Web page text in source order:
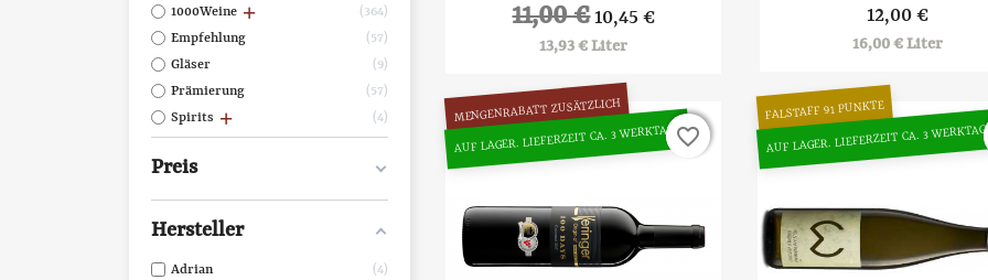
1000Weine
364
Empfehlung
57
Gläser
9
Prämierung
57
Spirits
4
Preis
Hersteller
Adrian
4
11,00 € 10,45 €
13,93 € Liter
12,00 €
16,00 € Liter
MENGENRABATT ZUSÄTZLICH
AUF LAGER. LIEFERZEIT CA. 3 WERKTAGEfavorite_border
favorite_border
FALSTAFF 91 PUNKTE
AUF LAGER. LIEFERZEIT CA. 3 WERKTAGE